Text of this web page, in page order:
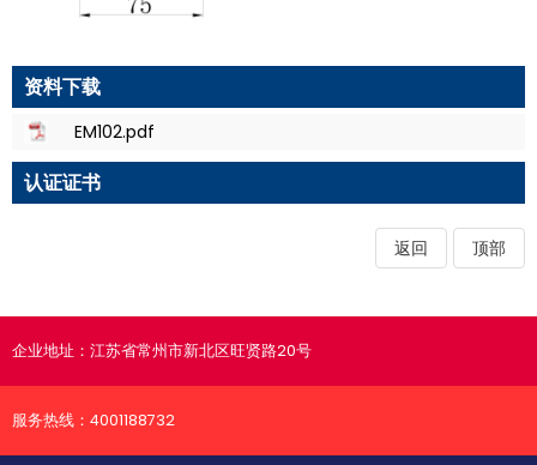
资料下载
EM102.pdf
认证证书
返回 顶部
企业地址： 江苏省常州市新北区旺贤路20号
服务热线： 4001188732